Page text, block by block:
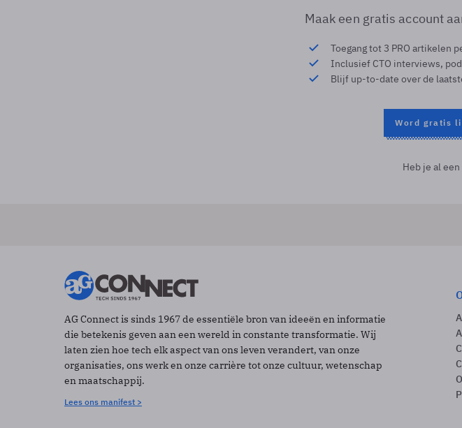
Maak een gratis account
Toegang tot 3 PRO artikelen
Inclusief CTO interviews,
Blijf up-to-date over de
Word gratis
Heb je al
AG Connect is sinds 1967 de essentiële bron van ideeën en informatie
die betekenis geven aan een wereld in constante transformatie. Wij
laten zien hoe tech elk aspect van ons leven verandert, van onze
organisaties, ons werk en onze carrière tot onze cultuur, wetenschap
en maatschappij.
Lees ons manifest >